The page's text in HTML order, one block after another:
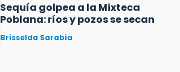
Sequía golpea a la Mixteca
Poblana: ríos y pozos se secan
Brisselda Sarabia